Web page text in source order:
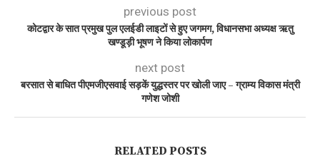
previous post
कोटद्वार के सात प्रमुख पुल एलईडी लाइटों से हुए जगमग, विधानसभा अध्यक्ष ऋतु
खण्डूड़ी भूषण ने किया लोकार्पण
next post
बरसात से बाधित पीएमजीएसवाई सड़कें युद्धस्तर पर खोली जाए – ग्राम्य विकास मंत्री
गणेश जोशी
RELATED POSTS